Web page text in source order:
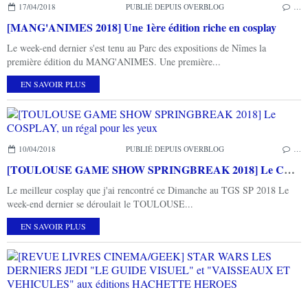
17/04/2018 PUBLIÉ DEPUIS OVERBLOG
[MANG'ANIMES 2018] Une 1ère édition riche en cosplay
Le week-end dernier s'est tenu au Parc des expositions de Nîmes la
première édition du MANG'ANIMES. Une première...
EN SAVOIR PLUS
10/04/2018 PUBLIÉ DEPUIS OVERBLOG
[TOULOUSE GAME SHOW SPRINGBREAK 2018] Le COSPLAY, un régal pour les yeux
Le meilleur cosplay que j'ai rencontré ce Dimanche au TGS SP 2018 Le
week-end dernier se déroulait le TOULOUSE...
EN SAVOIR PLUS